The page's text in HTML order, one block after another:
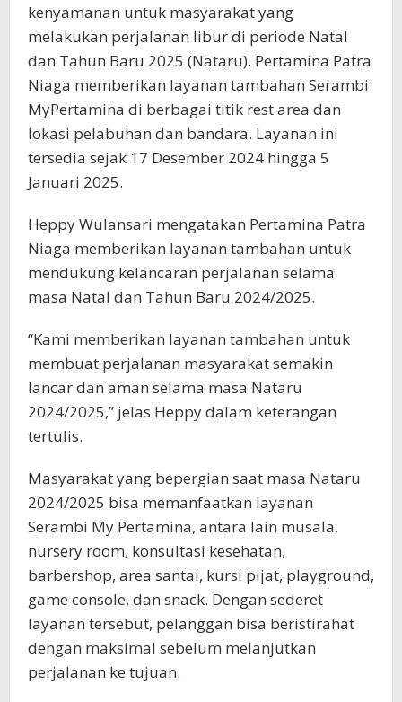
kenyamanan untuk masyarakat yang
melakukan perjalanan libur di periode Natal
dan Tahun Baru 2025 (Nataru). Pertamina Patra
Niaga memberikan layanan tambahan Serambi
MyPertamina di berbagai titik rest area dan
lokasi pelabuhan dan bandara. Layanan ini
tersedia sejak 17 Desember 2024 hingga 5
Januari 2025.
Heppy Wulansari mengatakan Pertamina Patra
Niaga memberikan layanan tambahan untuk
mendukung kelancaran perjalanan selama
masa Natal dan Tahun Baru 2024/2025.
“Kami memberikan layanan tambahan untuk
membuat perjalanan masyarakat semakin
lancar dan aman selama masa Nataru
2024/2025,” jelas Heppy dalam keterangan
tertulis.
Masyarakat yang bepergian saat masa Nataru
2024/2025 bisa memanfaatkan layanan
Serambi My Pertamina, antara lain musala,
nursery room, konsultasi kesehatan,
barbershop, area santai, kursi pijat, playground,
game console, dan snack. Dengan sederet
layanan tersebut, pelanggan bisa beristirahat
dengan maksimal sebelum melanjutkan
perjalanan ke tujuan.